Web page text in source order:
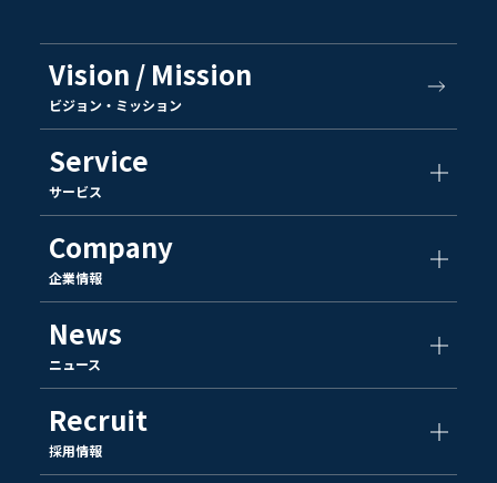
Vision / Mission
ビジョン・ミッション
Service
サービス
Company
企業情報
News
ニュース
Recruit
採用情報